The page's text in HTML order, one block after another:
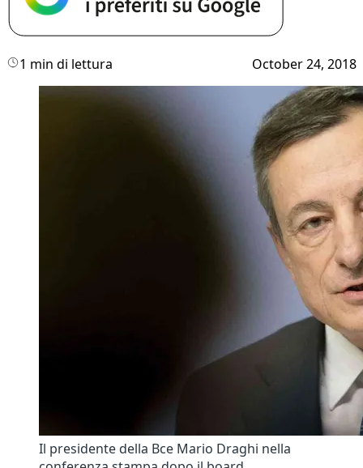
1 min di lettura October 24, 2018
Il presidente della Bce Mario Draghi nella